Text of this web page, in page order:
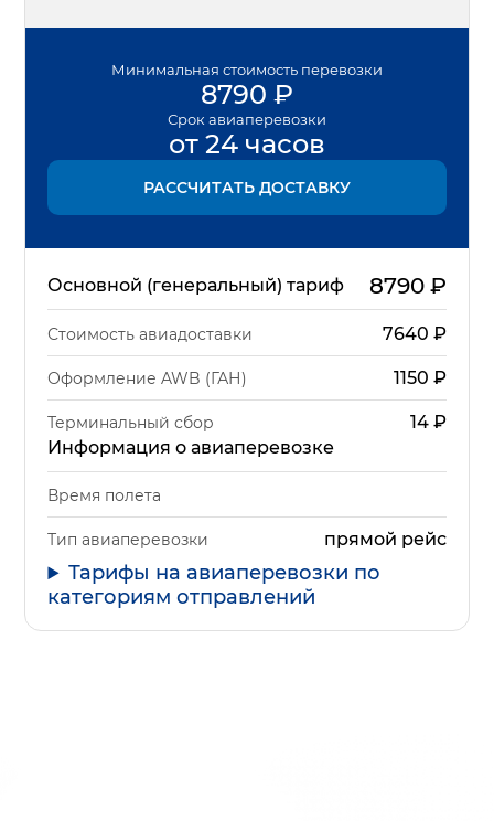
Минимальная стоимость перевозки
8790 ₽
Срокавиаперевозки
от 24 часов
РАССЧИТАТЬ ДОСТАВКУ
Основной (генеральный) тариф 8790₽
Стоимость авиадоставки 7640 ₽
Оформление AWB (ГАН) 1150 ₽
Терминальный сбор 14₽
Информация о авиаперевозке
Время полета
Тип авиаперевозки прямой рейс
Тарифы на авиаперевозки по
категориям отправлений